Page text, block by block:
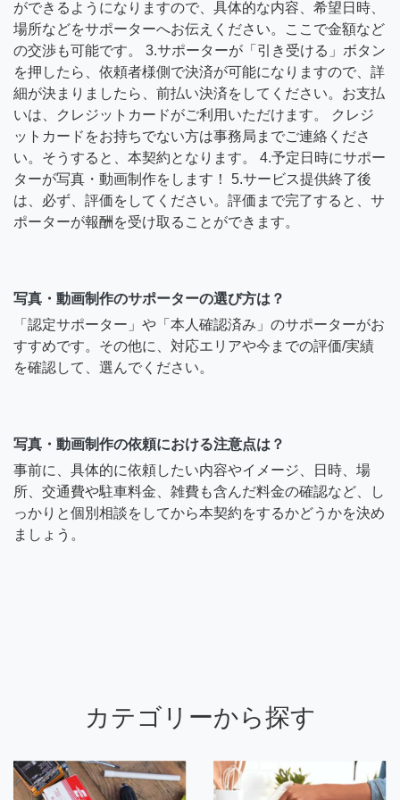
ができるようになりますので、具体的な内容、希望日時、
場所などをサポーターへお伝えください。ここで金額など
の交渉も可能です。 3.サポーターが「引き受ける」ボタン
を押したら、依頼者様側で決済が可能になりますので、詳
細が決まりましたら、前払い決済をしてください。お支払
いは、クレジットカードがご利用いただけます。 クレジ
ットカードをお持ちでない方は事務局までご連絡くださ
い。そうすると、本契約となります。 4.予定日時にサポー
ターが写真・動画制作をします！ 5.サービス提供終了後
は、必ず、評価をしてください。評価まで完了すると、サ
ポーターが報酬を受け取ることができます。
写真・動画制作のサポーターの選び方は？
「認定サポーター」や「本人確認済み」のサポーターがお
すすめです。その他に、対応エリアや今までの評価/実績
を確認して、選んでください。
写真・動画制作の依頼における注意点は？
事前に、具体的に依頼したい内容やイメージ、日時、場
所、交通費や駐車料金、雑費も含んだ料金の確認など、し
っかりと個別相談をしてから本契約をするかどうかを決め
ましょう。
カテゴリーから探す